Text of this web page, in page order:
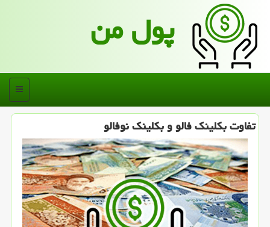
پول من
منو
تفاوت بكلینك فالو و بكلینك نوفالو